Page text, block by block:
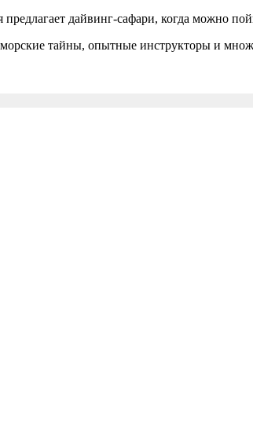
дайвинг-сафари, когда можно
тайны, опытные инструкторы и